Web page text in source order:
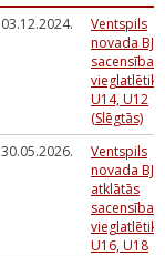
03.12.2024.
Ventspils
novada
sacensības
vieglatlētikā
U14, U12
(Slēgtās)
30.05.2026.
Ventspils
novada
atklātās
sacensības
vieglatlētikā
U16, U18